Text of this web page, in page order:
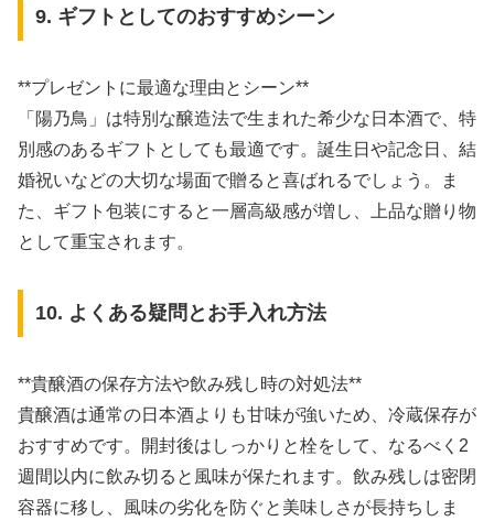
9. ギフトとしてのおすすめシーン
**プレゼントに最適な理由とシーン**
「陽乃鳥」は特別な醸造法で生まれた希少な日本酒で、特
別感のあるギフトとしても最適です。誕生日や記念日、結
婚祝いなどの大切な場面で贈ると喜ばれるでしょう。ま
た、ギフト包装にすると一層高級感が増し、上品な贈り物
として重宝されます。
10. よくある疑問とお手入れ方法
**貴醸酒の保存方法や飲み残し時の対処法**
貴醸酒は通常の日本酒よりも甘味が強いため、冷蔵保存が
おすすめです。開封後はしっかりと栓をして、なるべく2
週間以内に飲み切ると風味が保たれます。飲み残しは密閉
容器に移し、風味の劣化を防ぐと美味しさが長持ちしま